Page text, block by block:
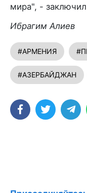
мира", -
Ибрагим Алиев
#АРМЕНИЯ
#АЗЕРБАЙДЖАН